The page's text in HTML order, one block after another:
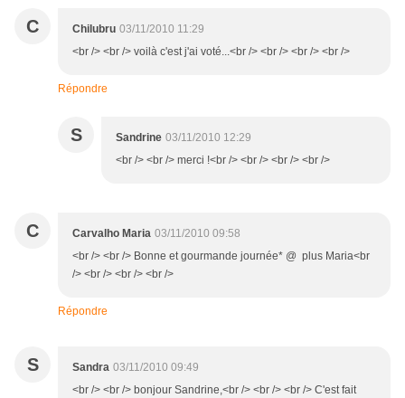
C Chilubru 03/11/2010 11:29
<br /> <br /> voilà c'est j'ai voté...<br /> <br /> <br /> <br />
Répondre
S Sandrine 03/11/2010 12:29
<br /> <br /> merci !<br /> <br /> <br /> <br />
C Carvalho Maria 03/11/2010 09:58
<br /> <br /> Bonne et gourmande journée* @ plus Maria<br
/> <br /> <br /> <br />
Répondre
S Sandra 03/11/2010 09:49
<br /> <br /> bonjour Sandrine,<br /> <br /> <br /> C'est fait